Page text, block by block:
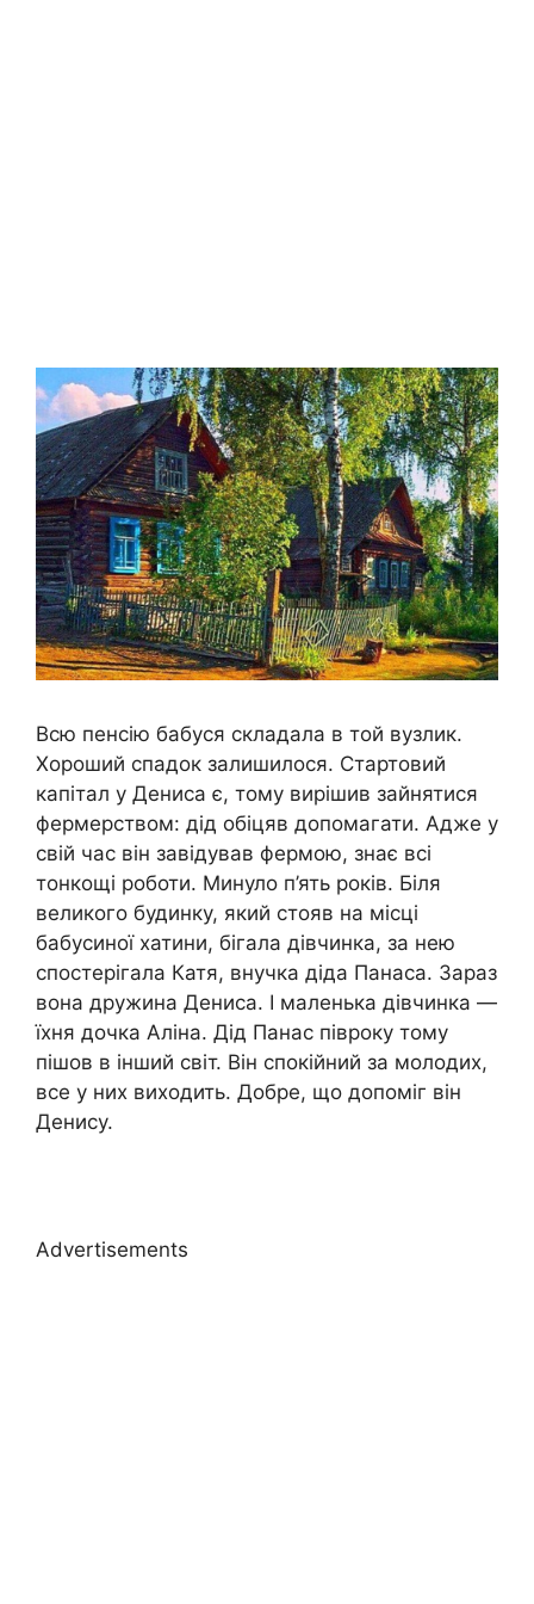
Всю пенсію бабуся складала в той вузлик.
Хороший спадок залишилося. Стартовий
капітал у Дениса є, тому вирішив зайнятися
фермерством: дід обіцяв допомагати. Адже у
свій час він завідував фермою, знає всі
тонкощі роботи. Минуло п’ять років. Біля
великого будинку, який стояв на місці
бабусиної хатини, бігала дівчинка, за нею
спостерігала Катя, внучка діда Панаса. Зараз
вона дружина Дениса. І маленька дівчинка —
їхня дочка Аліна. Дід Панас півроку тому
пішов в інший світ. Він спокійний за молодих,
все у них виходить. Добре, що допоміг він
Денису.
Advertisements